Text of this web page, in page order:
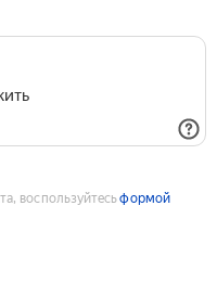
воспользуйтесьформой